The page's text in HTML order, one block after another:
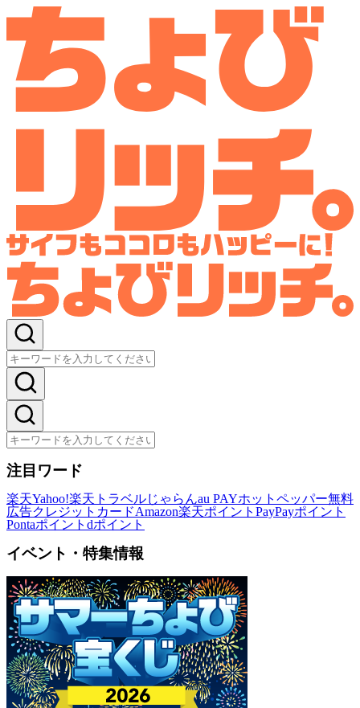
注目ワード
楽天Yahoo!楽天トラベルじゃらんau PAYホットペッパー無料
広告クレジットカードAmazon楽天ポイント PayPayポイント
Pontaポイント dポイント
イベント・特集情報